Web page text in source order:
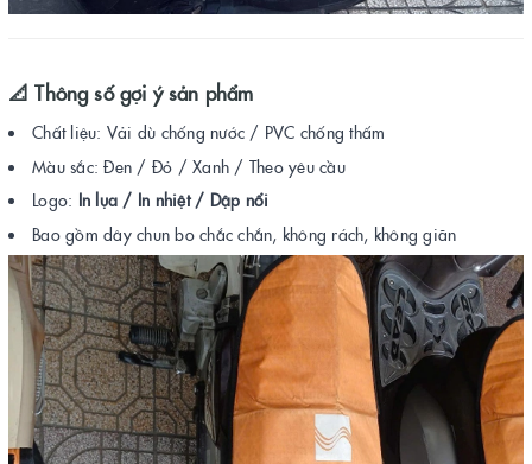
📐Thông số gợi ý sản phẩm
Chất liệu: Vải dù chống nước / PVC chống thấm
Màu sắc: Đen / Đỏ / Xanh / Theo yêu cầu
Logo: In lụa / In nhiệt / Dập nổi
Bao gồm dây chun bo chắc chắn, không rách, không giãn